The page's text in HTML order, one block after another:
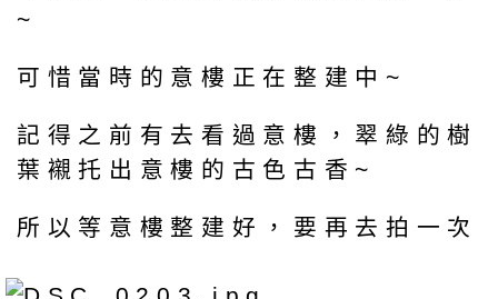
~
可惜當時的意樓正在整建中~
記得之前有去看過意樓，翠綠的樹
葉襯托出意樓的古色古香~
所以等意樓整建好，要再去拍一次